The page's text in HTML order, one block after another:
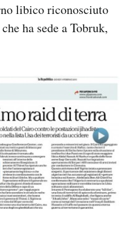
libico riconosciuto
ha sede a Tobruk,